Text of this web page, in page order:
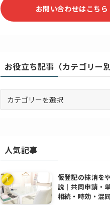
お問い合わせはこちら
お役立ち記事（カテゴリー別
事
（カ
テ
ゴ
リ
人気記事
仮登記の抹消を
説｜共同申請・
相続・時効・混